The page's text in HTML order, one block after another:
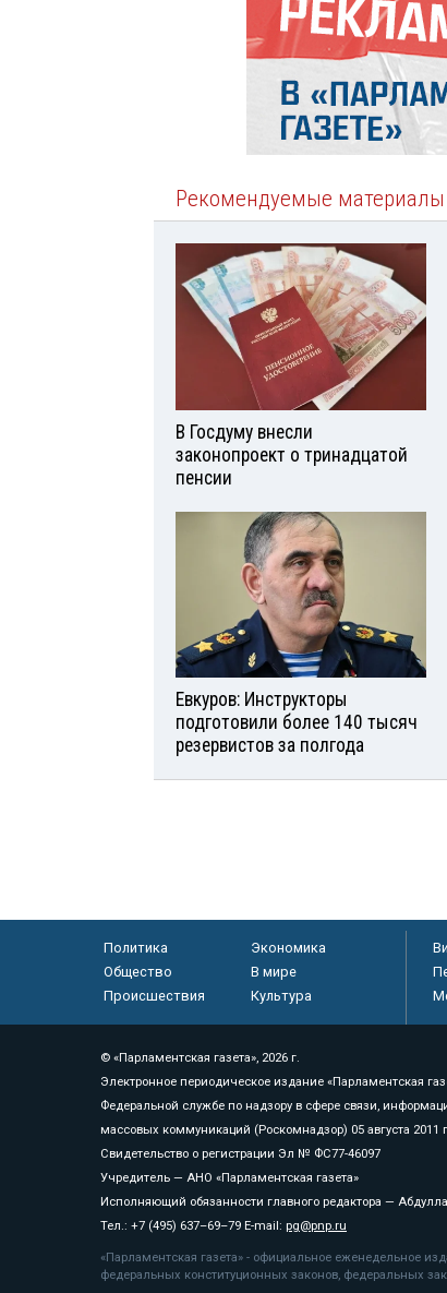
Рекомендуемые материалы
В Госдуму внесли
законопроект о тринадцатой
пенсии
Евкуров: Инструкторы
подготовили более 140 тысяч
резервистов за полгода
Политика
Экономика
Общество
В мире
Происшествия
Культура
© «Парламентская газета», 2026 г.
Электронное периодическое издание «Парламентская
Федеральной службе по надзору в сфере связи,
массовых коммуникаций (Роскомнадзор) 05 августа 2011
Свидетельство о регистрации Эл № ФС77-46097
Учредитель — АНО «Парламентская газета»
Исполняющий обязанности главного редактора —
Тел.: +7 (495) 637–69–79 E-mail: pg@pnp.ru
«Парламентская газета» - официальное еженедельное
федеральных конституционных законов, федеральных